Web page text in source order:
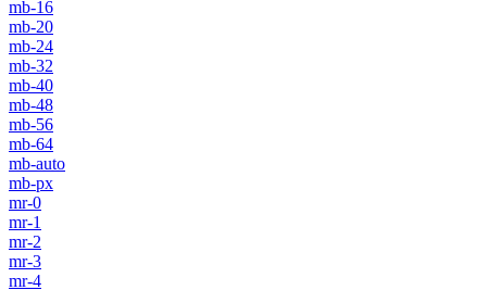
mb-16
mb-20
mb-24
mb-32
mb-40
mb-48
mb-56
mb-64
mb-auto
mb-px
mr-0
mr-1
mr-2
mr-3
mr-4